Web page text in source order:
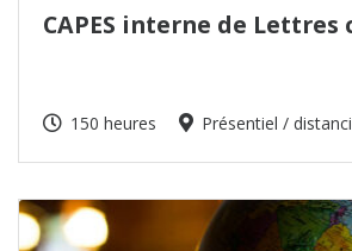
CAPES interne de Lettres
150 heures Présentiel /